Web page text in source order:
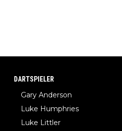
DARTSPIELER
Gary Anderson
Luke Humphries
Luke Littler